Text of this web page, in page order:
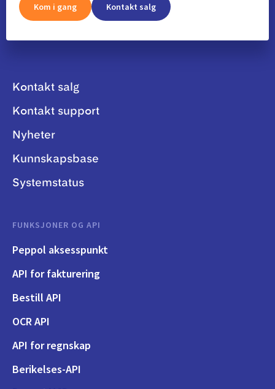
Kom i gang Kontakt salg
Kontakt salg
Kontakt support
Nyheter
Kunnskapsbase
Systemstatus
FUNKSJONER OG API
Peppol aksesspunkt
API for fakturering
Bestill API
OCR API
API for regnskap
Berikelses-API